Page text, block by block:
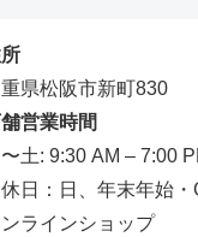
県松阪市新町830
営業時間
〜土: 9:30 AM – 7:00
日：日、年末年始
ラインショップ